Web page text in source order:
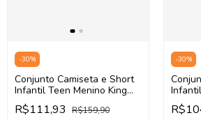
-30%
Conjunto Camiseta e Short
Infantil Teen Menino King
Joe Cj09022k
(Amarelo/Preto)
R$111,93 R$159,90
-30%